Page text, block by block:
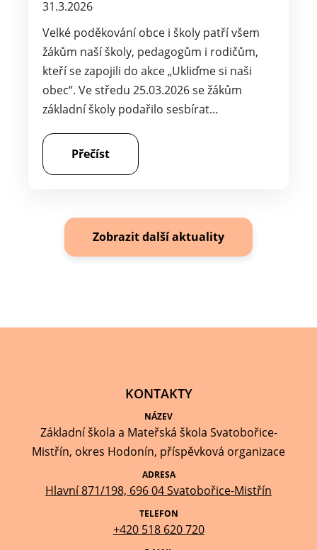
31.3.2026
Velké poděkování obce i školy patří všem
žákům naší školy, pedagogům i rodičům,
kteří se zapojili do akce „Ukliďme si naši
obec“. Ve středu 25.03.2026 se žákům
základní školy podařilo sesbírat…
Přečíst
Zobrazit další aktuality
KONTAKTY
NÁZEV
Základní škola a Mateřská škola Svatobořice-
Mistřín, okres Hodonín, příspěvková organizace
ADRESA
Hlavní 871/198, 696 04 Svatobořice-Mistřín
TELEFON
+420 518 620 720